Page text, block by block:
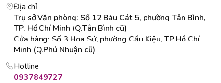
Địa chỉ
Trụ sở Văn phòng: Số 12 Bàu Cát 5, phường Tân Bình,
TP. Hồ Chí Minh (Q.Tân Bình cũ)
Cửa hàng: Số 3 Hoa Sứ, phường Cầu Kiệu, TP.Hồ Chí
Minh (Q.Phú Nhuận cũ)
Hotline
0937849727